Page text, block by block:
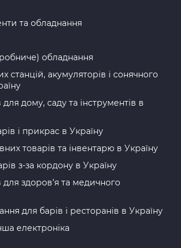
та обладнання
обладнання
станцій, акумуляторів і сонячного
дому, саду та інструментів в
і прикрас в Україну
товарів та інвентарю в Україну
з-за кордону в Україну
для здоров’я та медичного
для барів і ресторанів в Україну
електроніка